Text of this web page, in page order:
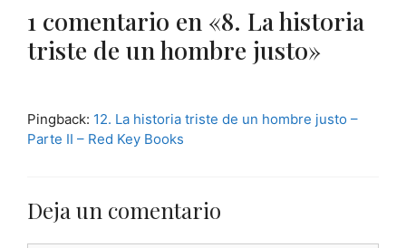
1 comentario en «8. La historia
triste de un hombre justo»
Pingback: 12. La historia triste de un hombre justo –
Parte II – Red Key Books
Deja un comentario